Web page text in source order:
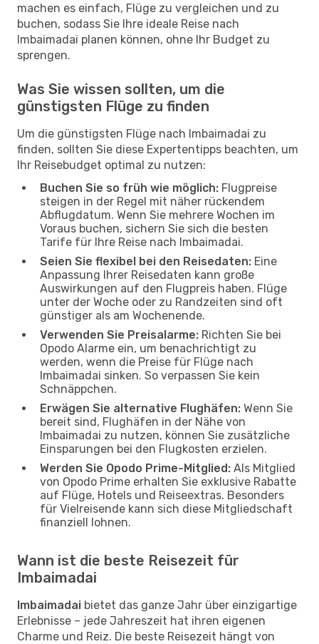
machen es einfach, Flüge zu vergleichen und zu
buchen, sodass Sie Ihre ideale Reise nach
Imbaimadai planen können, ohne Ihr Budget zu
sprengen.
Was Sie wissen sollten, um die
günstigsten Flüge zu finden
Um die günstigsten Flüge nach Imbaimadai zu
finden, sollten Sie diese Expertentipps beachten, um
Ihr Reisebudget optimal zu nutzen:
Buchen Sie so früh wie möglich: Flugpreise
steigen in der Regel mit näher rückendem
Abflugdatum. Wenn Sie mehrere Wochen im
Voraus buchen, sichern Sie sich die besten
Tarife für Ihre Reise nach Imbaimadai.
Seien Sie flexibel bei den Reisedaten: Eine
Anpassung Ihrer Reisedaten kann große
Auswirkungen auf den Flugpreis haben. Flüge
unter der Woche oder zu Randzeiten sind oft
günstiger als am Wochenende.
Verwenden Sie Preisalarme: Richten Sie bei
Opodo Alarme ein, um benachrichtigt zu
werden, wenn die Preise für Flüge nach
Imbaimadai sinken. So verpassen Sie kein
Schnäppchen.
Erwägen Sie alternative Flughäfen: Wenn Sie
bereit sind, Flughäfen in der Nähe von
Imbaimadai zu nutzen, können Sie zusätzliche
Einsparungen bei den Flugkosten erzielen.
Werden Sie Opodo Prime-Mitglied: Als Mitglied
von Opodo Prime erhalten Sie exklusive Rabatte
auf Flüge, Hotels und Reiseextras. Besonders
für Vielreisende kann sich diese Mitgliedschaft
finanziell lohnen.
Wann ist die beste Reisezeit für
Imbaimadai
Imbaimadai bietet das ganze Jahr über einzigartige
Erlebnisse – jede Jahreszeit hat ihren eigenen
Charme und Reiz. Die beste Reisezeit hängt von